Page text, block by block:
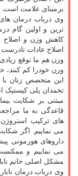
برمبنای علامت است.
وی درباب درمان
ترین و اولین گام
کاهش وزن و
اصلاح عادات
وزن خودرا کم کنند،
این متخصص زنان با
تخمدان پلی کیستیک
مبتنی بر شکایت
قاعدگی به ما
های ترکیب
می نماییم. اگر
داروهای هورمونی
می نماییم و
مشکل اصلی خانم
وی درباب درمان